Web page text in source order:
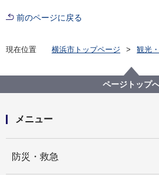
前のページに戻る
現在位置 横浜市トップページ
観光
初開催「横浜ファンミーティ
ページトップ
メニュー
防災・救急